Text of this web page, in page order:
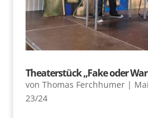
Theaterstück „Fake oder
von Thomas Ferchhumer|
23/24